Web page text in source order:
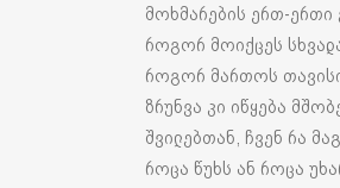
მოხმარების ერთ-ერთი
როგორ მოიქცეს
როგორ მართოს თავისი
ზრუნვა კი იწყება
შვილებთან, ჩვენ რა
როცა წუხს ან როცა